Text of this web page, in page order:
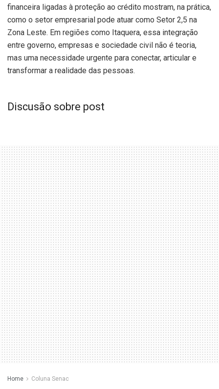
financeira ligadas à proteção ao crédito mostram, na prática,
como o setor empresarial pode atuar como Setor 2,5 na
Zona Leste. Em regiões como Itaquera, essa integração
entre governo, empresas e sociedade civil não é teoria,
mas uma necessidade urgente para conectar, articular e
transformar a realidade das pessoas.
Discusão sobre post
Home Coluna Senac